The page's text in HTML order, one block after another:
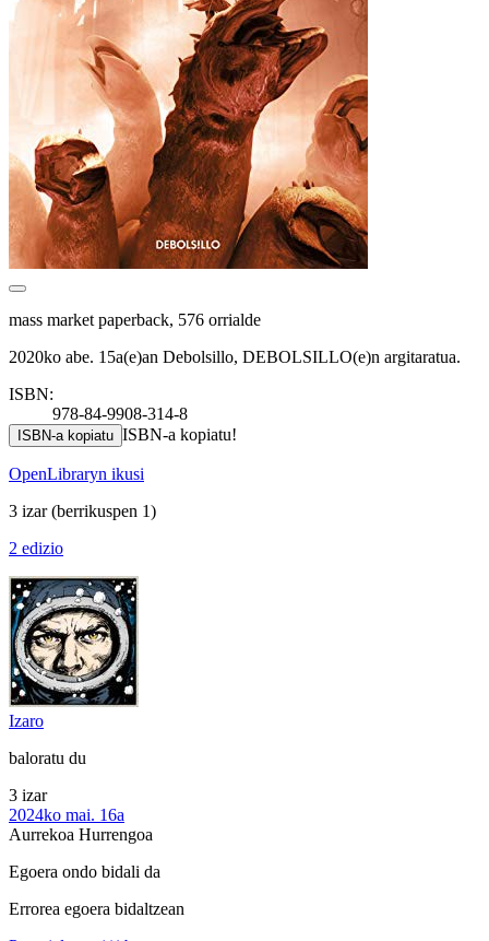
mass market paperback, 576 orrialde
2020ko abe. 15a(e)an Debolsillo, DEBOLSILLO(e)n argitaratua.
ISBN:
978-84-9908-314-8
ISBN-a kopiatu ISBN-a kopiatu!
OpenLibraryn ikusi
3 izar(berrikuspen 1)
2 edizio
Izaro
baloratu du
3 izar
2024ko mai. 16a
Aurrekoa Hurrengoa
Egoera ondo bidali da
Errorea egoera bidaltzean